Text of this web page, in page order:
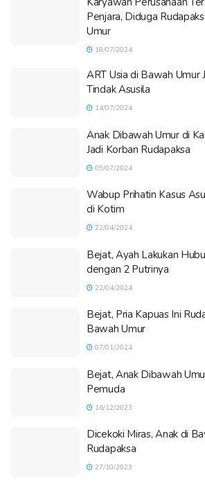
Penjara, Diduga
Umur
18/07/2024
ART Usia di Bawah Umur
Tindak Asusila
14/07/2024
Anak Dibawah Umur di
Jadi Korban Rudapaksa
09/07/2024
Wabup Prihatin Kasus
di Kotim
22/04/2024
Bejat, Ayah Lakukan
dengan 2 Putrinya
22/04/2024
Bejat, Pria Kapuas Ini
Bawah Umur
07/01/2024
Bejat, Anak Dibawah
Pemuda
16/12/2023
Dicekoki Miras, Anak di
Rudapaksa
27/10/2023